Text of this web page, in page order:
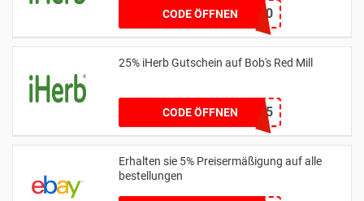
CODE ÖFFNENLAT20
25% iHerb Gutschein auf Bob's Red Mill
CODE ÖFFNEN25BRM25
Erhalten sie 5% Preisermäßigung auf alle
bestellungen